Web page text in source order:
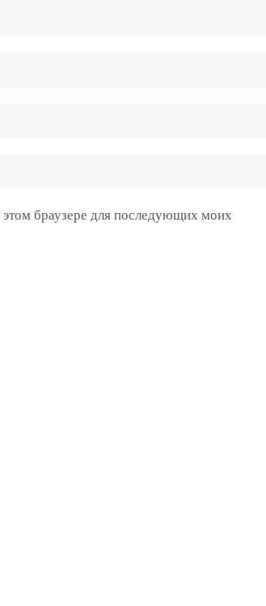
браузере для последующих моих